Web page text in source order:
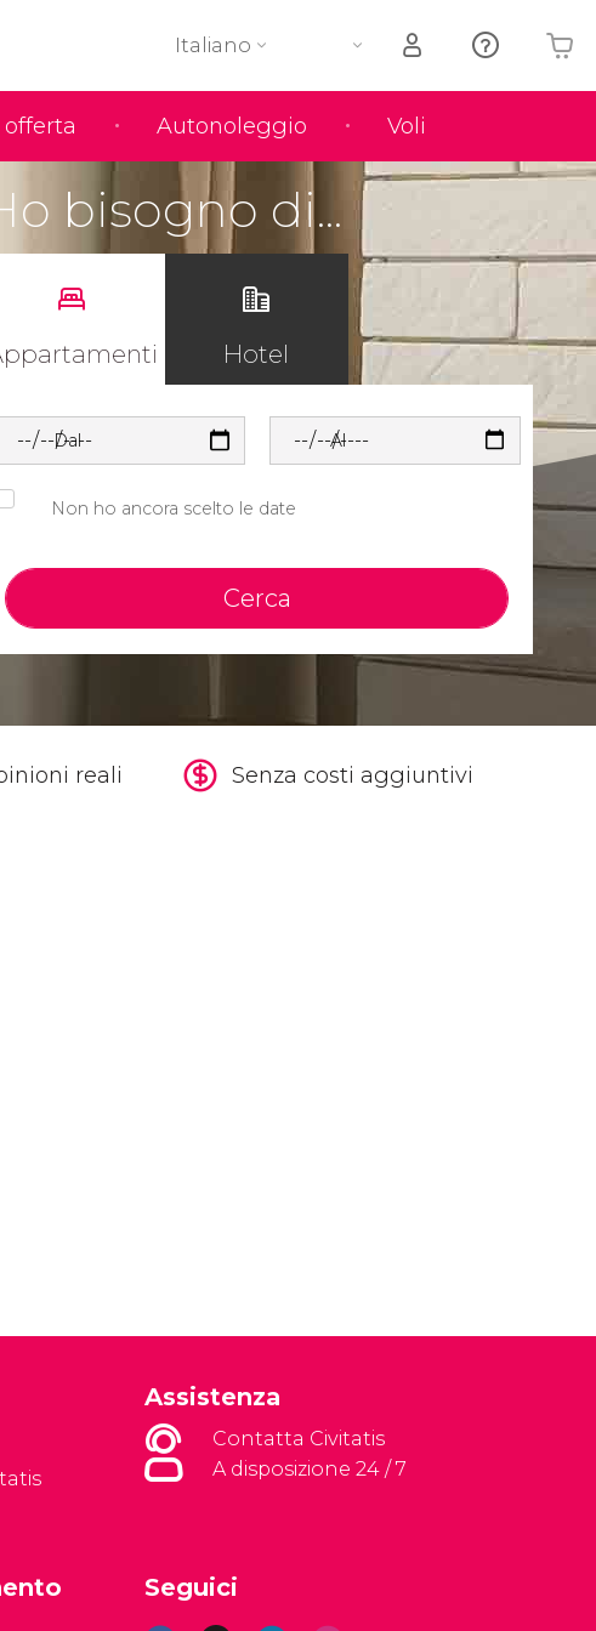
Autonoleggio Voli
Italiano
Il tuo carrello è vuoto
bisogno di...
Hotel
Dal Al
Non ho ancora scelto le date
Cerca
reali Senza costi aggiuntivi
Assistenza
Contatta Civitatis
A disposizione 24 / 7
Seguici